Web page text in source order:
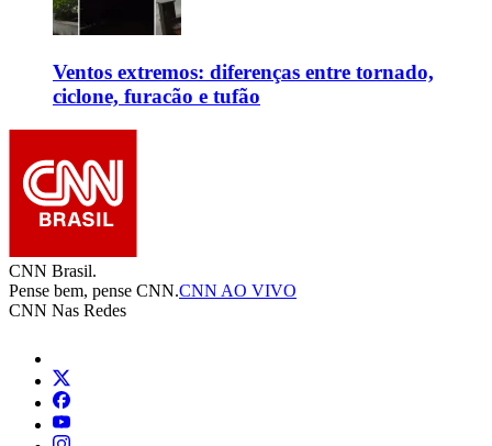
Ventos extremos: diferenças entre tornado,
ciclone, furacão e tufão
CNN Brasil.
Pense bem, pense CNN.CNN AO VIVO
CNN Nas Redes